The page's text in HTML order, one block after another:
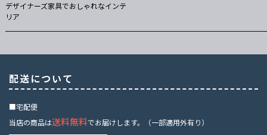
デザイナーズ家具でおしゃれなインテ
リア
配送について
■宅配便
当店の商品は送料無料でお届けします。（一部適用外有り）